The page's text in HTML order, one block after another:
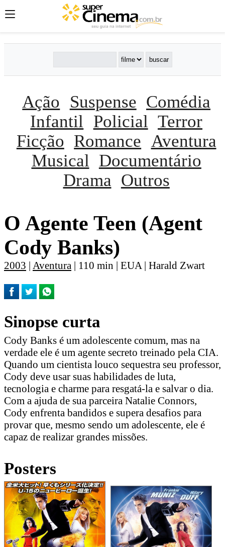
Ação Suspense Comédia
Infantil
Policial Terror
Ficção Romance Aventura
Musical
Documentário
Drama Outros
O Agente Teen (Agent
Cody Banks)
2003 | Aventura | 110 min | EUA | Harald Zwart
Sinopse curta
Cody Banks é um adolescente comum, mas na
verdade ele é um agente secreto treinado pela CIA.
Quando um cientista louco sequestra seu professor,
Cody deve usar suas habilidades de luta,
tecnologia e charme para resgatá-la e salvar o dia.
Com a ajuda de sua parceira Natalie Connors,
Cody enfrenta bandidos e supera desafios para
provar que, mesmo sendo um adolescente, ele é
capaz de realizar grandes missões.
Posters